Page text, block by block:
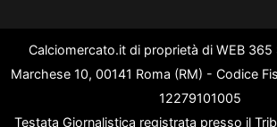
Calciomercato.it di proprietà di WEB 365
Marchese 10, 00141 Roma (RM) - Codice
12279101005
Testata Giornalistica registrata presso il